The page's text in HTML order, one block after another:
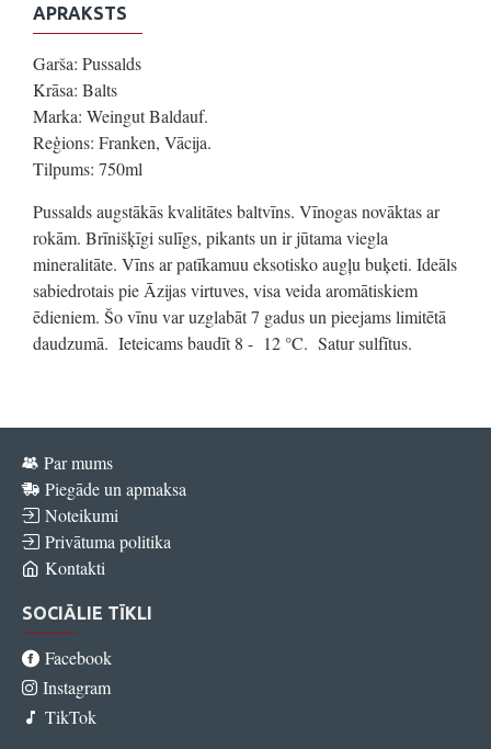
APRAKSTS
Garša: Pussalds
Krāsa: Balts
Marka: Weingut Baldauf.
Reģions: Franken, Vācija.
Tilpums: 750ml
Pussalds augstākās kvalitātes baltvīns. Vīnogas novāktas ar
rokām. Brīnišķīgi sulīgs, pikants un ir jūtama viegla
mineralitāte. Vīns ar patīkamuu eksotisko augļu buķeti. Ideāls
sabiedrotais pie Āzijas virtuves, visa veida aromātiskiem
ēdieniem. Šo vīnu var uzglabāt 7 gadus un pieejams limitētā
daudzumā. Ieteicams baudīt 8 - 12 °C. Satur sulfītus.
Par mums
Piegāde un apmaksa
Noteikumi
Privātuma politika
Kontakti
SOCIĀLIE TĪKLI
Facebook
Instagram
TikTok